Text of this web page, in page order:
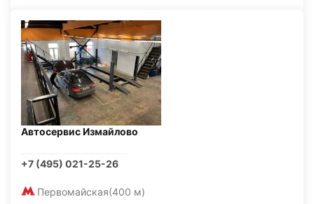
Автосервис Измайлово
+7 (495) 021-25-26
Первомайская(400 м)